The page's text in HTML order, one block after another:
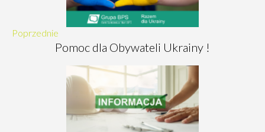
Poprzednie
Pomoc dla Obywateli Ukrainy !